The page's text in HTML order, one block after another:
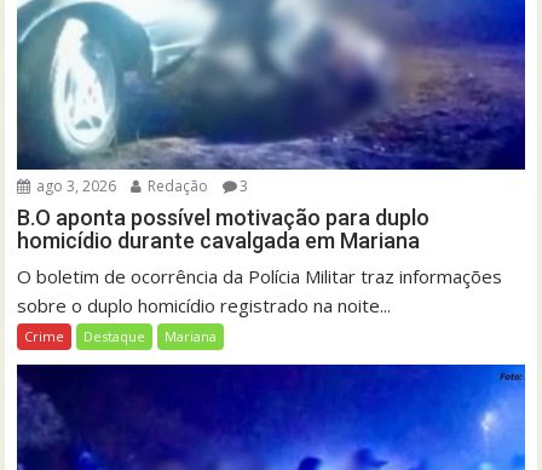
ago 3, 2026 Redação 3
B.O aponta possível motivação para duplo
homicídio durante cavalgada em Mariana
O boletim de ocorrência da Polícia Militar traz informações
sobre o duplo homicídio registrado na noite...
Crime Destaque Mariana